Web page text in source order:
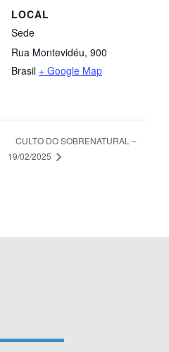
LOCAL
Sede
Rua Montevidéu, 900
Brasil + Google Map
CULTO DO SOBRENATURAL –
19/02/2025